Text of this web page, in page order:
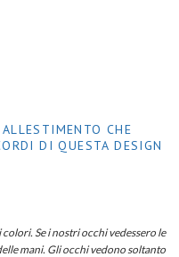
CHE
DI QUESTA DESIGN
Se i nostri occhi vedessero le
mani. Gli occhi vedono soltanto